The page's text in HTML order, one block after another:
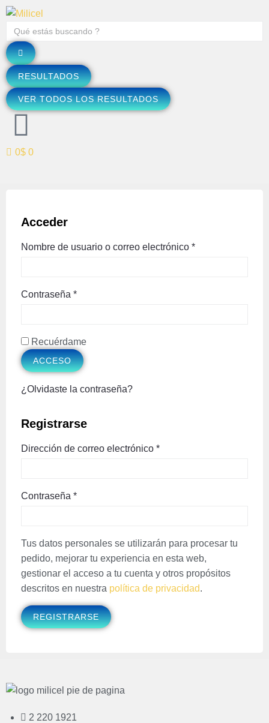
RESULTADOS
VER TODOS LOS RESULTADOS
0$ 0
Acceder
Nombre de usuario o correo electrónico *
Contraseña *
Recuérdame
ACCESO
¿Olvidaste la contraseña?
Registrarse
Dirección de correo electrónico *
Contraseña *
Tus datos personales se utilizarán para procesar tu
pedido, mejorar tu experiencia en esta web,
gestionar el acceso a tu cuenta y otros propósitos
descritos en nuestra política de privacidad.
REGISTRARSE
2 220 1921